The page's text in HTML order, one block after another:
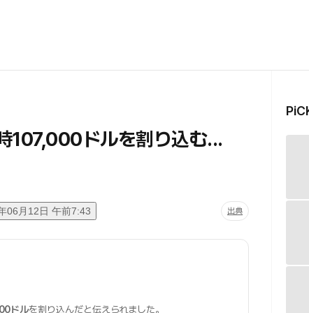
107,000ドルを割り込む...
06月12日 午前7:43 出典
ドルを割り込んだと伝えられました。